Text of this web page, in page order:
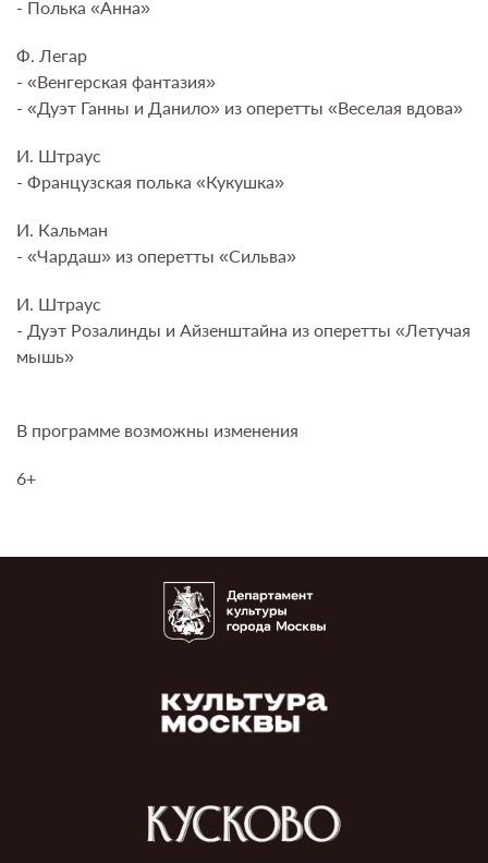
- Полька «Анна»
Ф. Легар
- «Венгерская фантазия»
- «Дуэт Ганны и Данило» из оперетты «Веселая вдова»
И. Штраус
- Французская полька «Кукушка»
И. Кальман
- «Чардаш» из оперетты «Сильва»
И. Штраус
- Дуэт Розалинды и Айзенштайна из оперетты «Летучая
мышь»
В программе возможны изменения
6+